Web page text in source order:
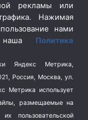
рекламы или
Нажимая
нами
наша Политика
Яндекс Метрика,
Россия, Москва, ул.
Метрика использует
размещаемые на
пользовательской